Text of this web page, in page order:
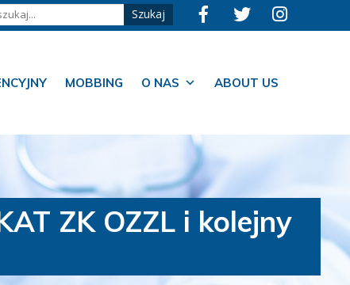
MOBBING O NAS ABOUT US
ZK OZZL i kolejny